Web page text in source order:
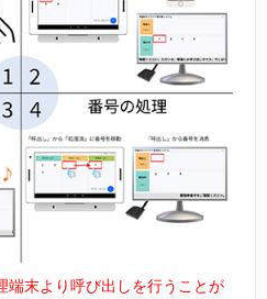
端末より呼び出しを行うことが